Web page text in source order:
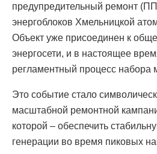
предупредительный ремонт
энергоблоков Хмельницкой
Объект уже присоединен к
энергосети, и в настоящее
регламентный процесс набора
Это событие стало
масштабной ремонтной
которой – обеспечить
генерации во время пиковых